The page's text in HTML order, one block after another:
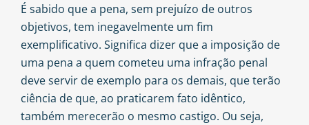
É sabido que a pena, sem prejuízo de outros
objetivos, tem inegavelmente um fim
exemplificativo. Significa dizer que a imposição de
uma pena a quem cometeu uma infração penal
deve servir de exemplo para os demais, que terão
ciência de que, ao praticarem fato idêntico,
também merecerão o mesmo castigo. Ou seja,